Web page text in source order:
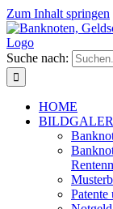
Zum Inhalt springen
Suche nach:
HOME